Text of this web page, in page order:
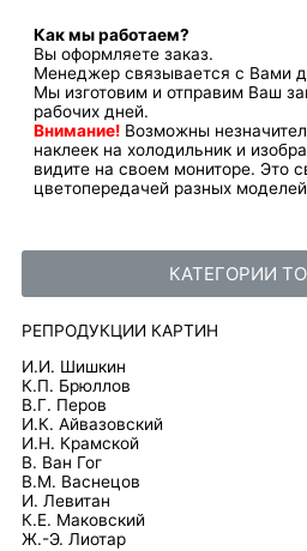
КАТЕГОРИИ
РЕПРОДУКЦИИ КАРТИН
И.И. Шишкин
К.П. Брюллов
В.Г. Перов
И.К. Айвазовский
И.Н. Крамской
В. Ван Гог
В.М. Васнецов
И. Левитан
К.Е. Маковский
Ж.-Э. Лиотар
Как мы работаем?
Вы оформляете заказ.
Менеджер связывается с Вами
Мы изготовим и отправим Ваш
рабочих дней.
Внимание! Возможны
наклеек на холодильник и
видите на своем мониторе. Это
цветопередачей разных